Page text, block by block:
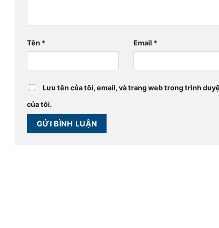
Tên * Email *
Lưu tên của tôi, email, và trang web trong trình
của tôi.